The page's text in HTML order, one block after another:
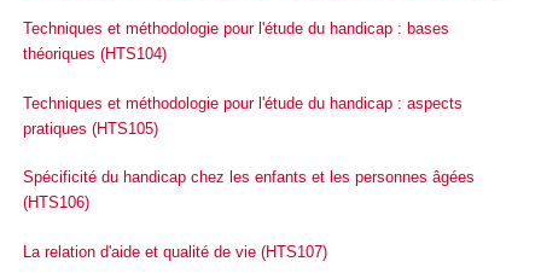
Techniques et méthodologie pour l'étude du handicap : bases
théoriques (HTS104)
Techniques et méthodologie pour l'étude du handicap : aspects
pratiques (HTS105)
Spécificité du handicap chez les enfants et les personnes âgées
(HTS106)
La relation d'aide et qualité de vie (HTS107)